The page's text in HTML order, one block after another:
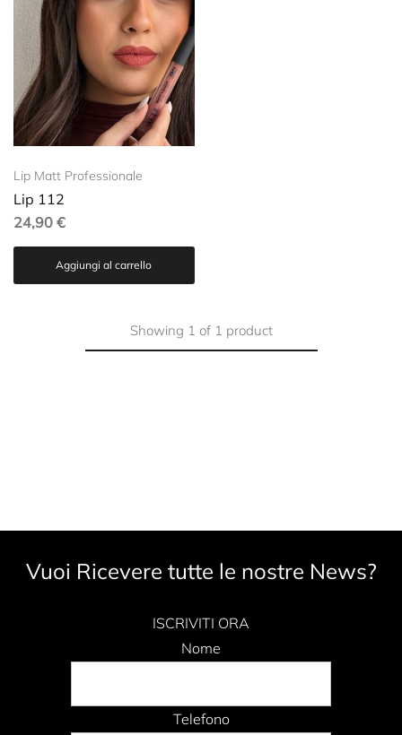
Lip Matt Professionale
Lip 112
24,90 €
Aggiungi al carrello
Showing 1 of 1 product
Vuoi Ricevere tutte le nostre News?
ISCRIVITI ORA
Nome
Telefono